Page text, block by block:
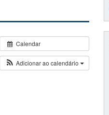
Calendar
Adicionar ao calendário